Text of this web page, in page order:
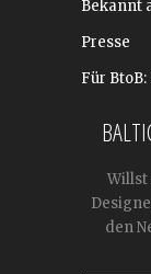
Bekannt
Presse
Für
Willst
den